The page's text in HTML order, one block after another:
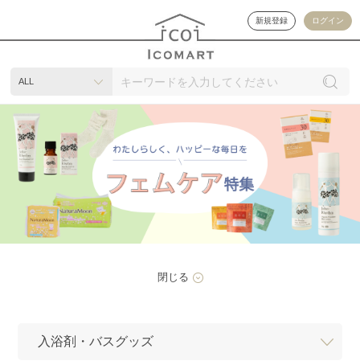
新規登録 ログイン
ALL
閉じる
入浴剤・バスグッズ